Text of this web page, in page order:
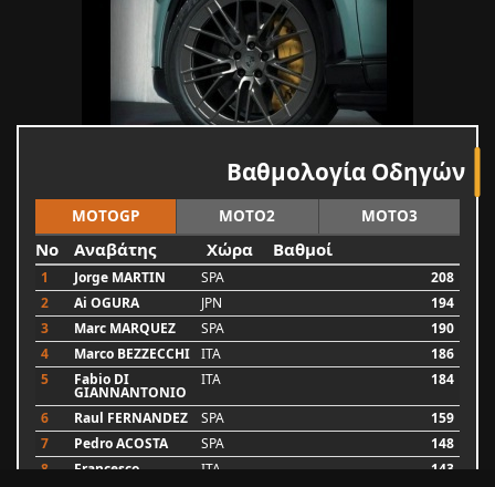
Βαθμολογία Οδηγών
MOTOGP MOTO2 MOTO3
No Αναβάτης Χώρα Βαθμοί
1 Jorge MARTIN SPA
208
2
Ai OGURA JPN
194
3
Marc MARQUEZ SPA
190
4
Marco BEZZECCHI ITA
186
5
Fabio DI
GIANNANTONIO
ITA 184
6 Raul FERNANDEZ SPA
159
7
Pedro ACOSTA SPA
148
8
Francesco ITA 143